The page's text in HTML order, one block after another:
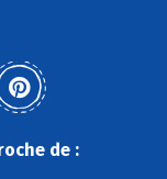
de :